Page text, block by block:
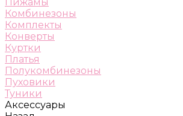
Комбинезоны
Комплекты
Конверты
Куртки
Платья
Полукомбинезоны
Пуховики
Туники
Аксессуары